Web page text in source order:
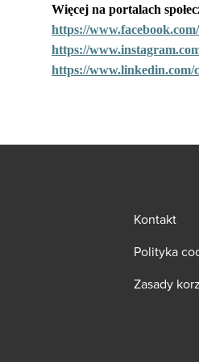
Więcej na portalach
https://
https://
https://www.linkedin.com/
Kontakt
Polityka
Zasady